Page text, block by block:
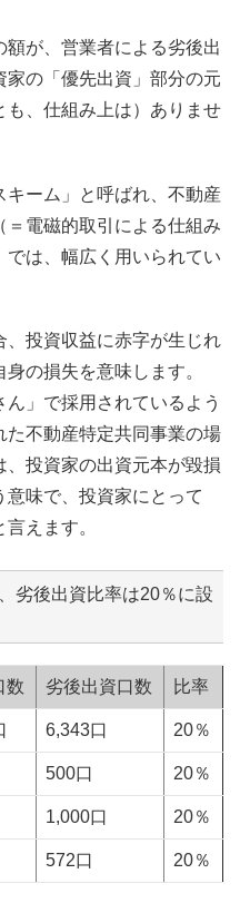
が、営業者による劣後出
の「優先出資」部分の元
、仕組み上は）ありませ
キーム」と呼ばれ、不動産
＝電磁的取引による仕組み
では、幅広く用いられてい
投資収益に赤字が生じれ
の損失を意味します。
」で採用されているよう
た不動産特定共同事業の場
投資家の出資元本が毀損
意味で、投資家にとって
えます。
劣後出資比率は20％に設
数 劣後出資口数 比率
6,343口 20％
500口 20％
1,000口 20％
572口 20％